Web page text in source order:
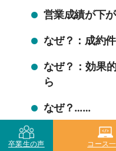
営業成績が下
なぜ？：成約
なぜ？：効果
ら
なぜ？……
卒業生の声 コース